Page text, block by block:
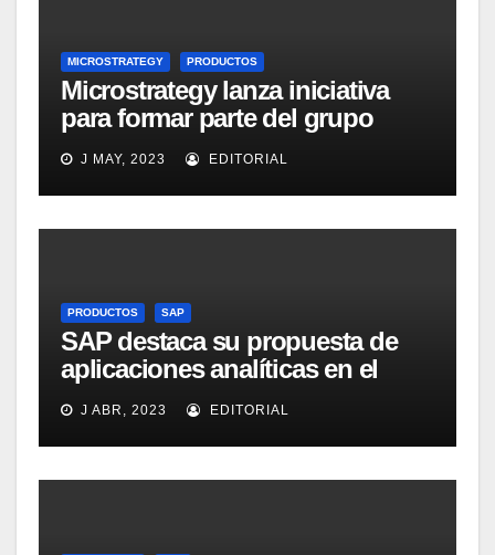
MICROSTRATEGY PRODUCTOS
Microstrategy lanza iniciativa
para formar parte del grupo
MicroStrategy Business
Intelligence Group en LinkedIn
J MAY, 2023 EDITORIAL
PRODUCTOS SAP
SAP destaca su propuesta de
aplicaciones analíticas en el
mercado español
J ABR, 2023 EDITORIAL